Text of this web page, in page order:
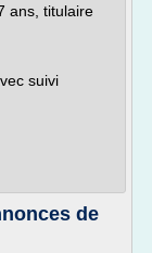
ans, titulaire
suivi
de